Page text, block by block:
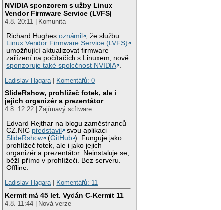
NVIDIA sponzorem služby Linux
Vendor Firmware Service (LVFS)
4.8. 20:11 | Komunita
Richard Hughesoznámil
, že službu
Linux Vendor Firmware Service (LVFS)
umožňující aktualizovat firmware
zařízení na počítačích s Linuxem, nově
sponzoruje také společnost NVIDIA .
Ladislav Hagara | Komentářů: 0
SlideRshow, prohlížeč fotek, ale i
jejich organizér a prezentátor
4.8. 12:22 | Zajímavý software
Edvard Rejthar na blogu zaměstnanců
CZ.NIC představil
svou aplikaci
SlideRshow
(GitHub ). Funguje jako
prohlížeč fotek, ale i jako jejich
organizér a prezentátor. Neinstaluje se,
běží přímo v prohlížeči. Bez serveru.
Offline.
Ladislav Hagara | Komentářů: 11
Kermit má 45 let. Vydán C-Kermit 11
4.8. 11:44 | Nová verze